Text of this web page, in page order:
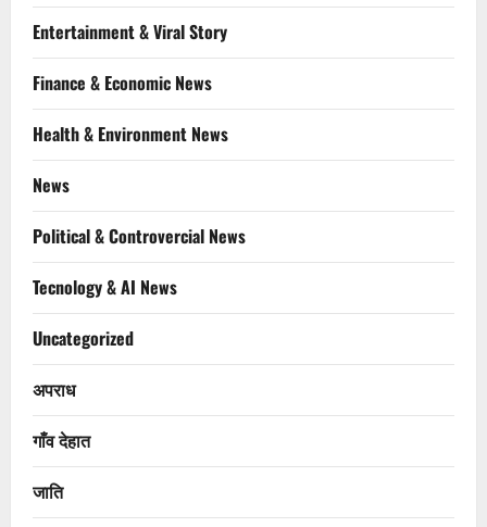
Entertainment & Viral Story
Finance & Economic News
Health & Environment News
News
Political & Controvercial News
Tecnology & AI News
Uncategorized
अपराध
गाँव देहात
जाति